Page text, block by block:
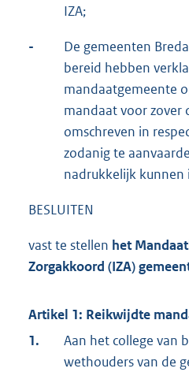
IZA;
-
De gemeenten
bereid hebben
mandaatgemeente
mandaat voor zover
omschreven in
zodanig te
nadrukkelijk kunnen
BESLUITEN
vast te stellen het
Zorgakkoord (IZA)
Artikel 1: Reikwijdte
1.
Aan het college van
wethouders van de